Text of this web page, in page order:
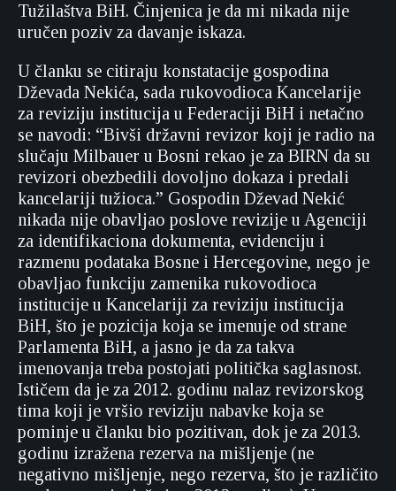
Tužilaštva BiH. Činjenica je da mi nikada nije
uručen poziv za davanje iskaza.
U članku se citiraju konstatacije gospodina
Dževada Nekića, sada rukovodioca Kancelarije
za reviziju institucija u Federaciji BiH i netačno
se navodi: “Bivši državni revizor koji je radio na
slučaju Milbauer u Bosni rekao je za BIRN da su
revizori obezbedili dovoljno dokaza i predali
kancelariji tužioca.” Gospodin Dževad Nekić
nikada nije obavljao poslove revizije u Agenciji
za identifikaciona dokumenta, evidenciju i
razmenu podataka Bosne i Hercegovine, nego je
obavljao funkciju zamenika rukovodioca
institucije u Kancelariji za reviziju institucija
BiH, što je pozicija koja se imenuje od strane
Parlamenta BiH, a jasno je da za takva
imenovanja treba postojati politička saglasnost.
Ističem da je za 2012. godinu nalaz revizorskog
tima koji je vršio reviziju nabavke koja se
pominje u članku bio pozitivan, dok je za 2013.
godinu izražena rezerva na mišljenje (ne
negativno mišljenje, nego rezerva, što je različito